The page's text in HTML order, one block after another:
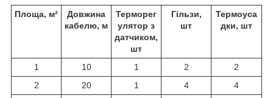
Площа, м²
Довжина
кабелю, м
Терморег
улятор з
датчиком,
шт
Гільзи,
шт
Термоуса
дки, шт
1 10 1 2
2
2
20 1 4
4